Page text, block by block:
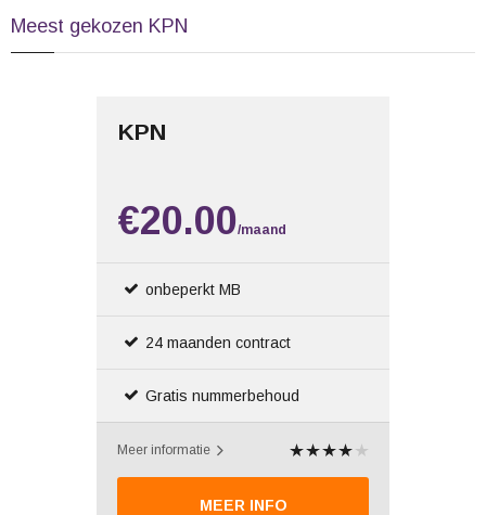
Meest gekozen KPN
KPN
€20.00/maand
onbeperkt MB
24 maanden contract
Gratis nummerbehoud
Meer informatie
MEER INFO